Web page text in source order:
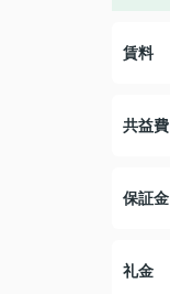
賃料
共益費
保証金
礼金